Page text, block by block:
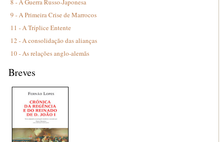
8 - A Guerra Russo-Japonesa
9 - A Primeira Crise de Marrocos
11 - A Tríplice Entente
12 - A consolidação das alianças
10 - As relações anglo-alemãs
Breves